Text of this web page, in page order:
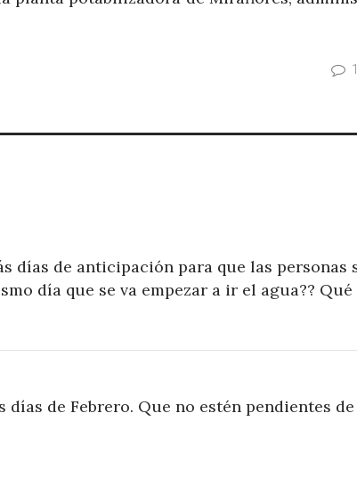
días de anticipación para que las personas
día que se va empezar a ir el agua?? Qué
de Febrero. Que no estén pendientes